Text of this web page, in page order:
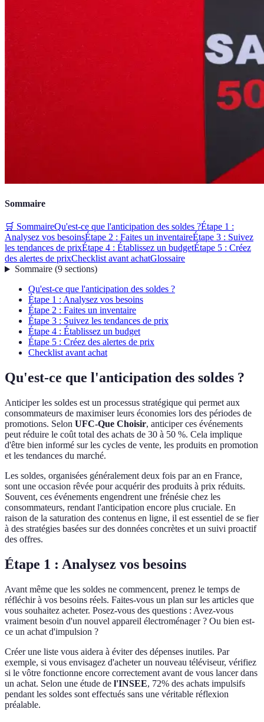
Sommaire
🛒 SommaireQu'est-ce que l'anticipation des soldes ?Étape 1 :
Analysez vos besoinsÉtape 2 : Faites un inventaireÉtape 3 : Suivez
les tendances de prixÉtape 4 : Établissez un budgetÉtape 5 : Créez
des alertes de prixChecklist avant achatGlossaire
Sommaire(9 sections)
Qu'est-ce que l'anticipation des soldes ?
Étape 1 : Analysez vos besoins
Étape 2 : Faites un inventaire
Étape 3 : Suivez les tendances de prix
Étape 4 : Établissez un budget
Étape 5 : Créez des alertes de prix
Checklist avant achat
Qu'est-ce que l'anticipation des soldes ?
Anticiper les soldes est un processus stratégique qui permet aux
consommateurs de maximiser leurs économies lors des périodes de
promotions. Selon UFC-Que Choisir, anticiper ces événements
peut réduire le coût total des achats de 30 à 50 %. Cela implique
d'être bien informé sur les cycles de vente, les produits en promotion
et les tendances du marché.
Les soldes, organisées généralement deux fois par an en France,
sont une occasion rêvée pour acquérir des produits à prix réduits.
Souvent, ces événements engendrent une frénésie chez les
consommateurs, rendant l'anticipation encore plus cruciale. En
raison de la saturation des contenus en ligne, il est essentiel de se fier
à des stratégies basées sur des données concrètes et un suivi proactif
des offres.
Étape 1 : Analysez vos besoins
Avant même que les soldes ne commencent, prenez le temps de
réfléchir à vos besoins réels. Faites-vous un plan sur les articles que
vous souhaitez acheter. Posez-vous des questions : Avez-vous
vraiment besoin d'un nouvel appareil électroménager ? Ou bien est-
ce un achat d'impulsion ?
Créer une liste vous aidera à éviter des dépenses inutiles. Par
exemple, si vous envisagez d'acheter un nouveau téléviseur, vérifiez
si le vôtre fonctionne encore correctement avant de vous lancer dans
un achat. Selon une étude de l'INSEE, 72% des achats impulsifs
pendant les soldes sont effectués sans une véritable réflexion
préalable.